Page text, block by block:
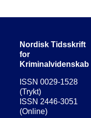
Nordisk Tidsskrift
for
Kriminalvidenskab
ISSN 0029-1528
(Trykt)
ISSN 2446-3051
(Online)